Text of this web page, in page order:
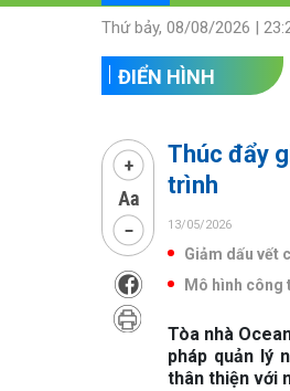
Thứ bảy, 08/08/2026 |
ĐIỂN HÌNH
Thúc đẩy
trình
13/05/2026
Giảm dấu vết
Mô hình
Tòa nhà
pháp quản lý
thân thiện với